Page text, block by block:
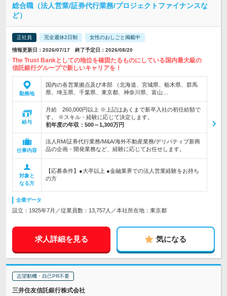
総合職（法人営業/証券代行業務/プロジェクトファイナンスな
ど）
正社員 完全週休2日制 女性のおしごと掲載中
情報更新日：2026/07/17 終了予定日：2026/08/20
The Trust Bankとしての地位を確固たるものにしている国内最大級の
信託銀行グループで新しいキャリアを！
勤務地
国内の各営業拠点及び本部 （北海道、宮城県、栃木県、群馬
県、埼玉県、千葉県、東京都、神奈川県、富山…
給与
月給 260,000円以上 ※上記はあくまで新卒入社の初任給額で
す。 ※スキル・経験に応じて決定します。
初年度の年収： 500～1,300万円
仕事内容
法人RM/証券代行業務/M&A/海外不動産業務/デリバティブ新商
品の企画・開発業務など、経験に応じてお任せします。
対象と
なる方
【応募条件】●大卒以上 ●金融業界での法人営業経験をお持ち
の方
企業データ
設立：1925年7月／従業員数：13,757人／本社所在地：東京都
求人詳細を見る 気になる
志望動機・自己PR不要
三井住友信託銀行株式会社